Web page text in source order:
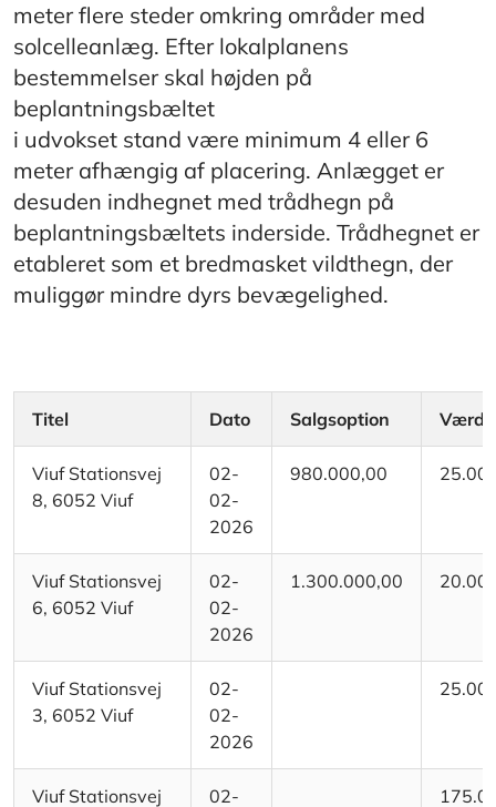
meter flere steder omkring områder med
solcelleanlæg. Efter lokalplanens
bestemmelser skal højden på
beplantningsbæltet
i udvokset stand være minimum 4 eller 6
meter afhængig af placering. Anlægget er
desuden indhegnet med trådhegn på
beplantningsbæltets inderside. Trådhegnet er
etableret som et bredmasket vildthegn, der
muliggør mindre dyrs bevægelighed.
Titel Dato Salgsoption
Viuf Stationsvej
8, 6052 Viuf
02-
02-
2026
980.000,00
Viuf Stationsvej
6, 6052 Viuf
02-
02-
2026
1.300.000,00
Viuf Stationsvej
3, 6052 Viuf
02-
02-
2026
Viuf Stationsvej 02-